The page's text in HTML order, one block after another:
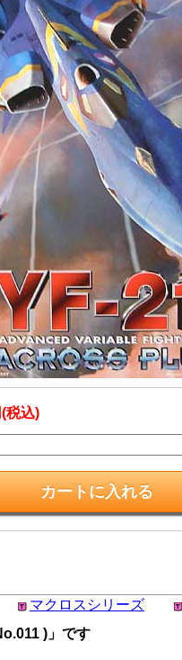
税込)
マクロスシリーズ
)」です